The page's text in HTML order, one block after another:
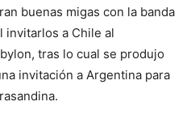
buenas migas con la banda
invitarlos a Chile al
tras lo cual se produjo
invitación a Argentina para